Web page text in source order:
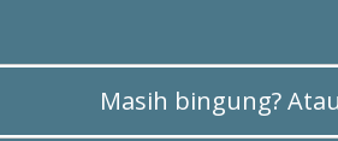
Masih bingung?